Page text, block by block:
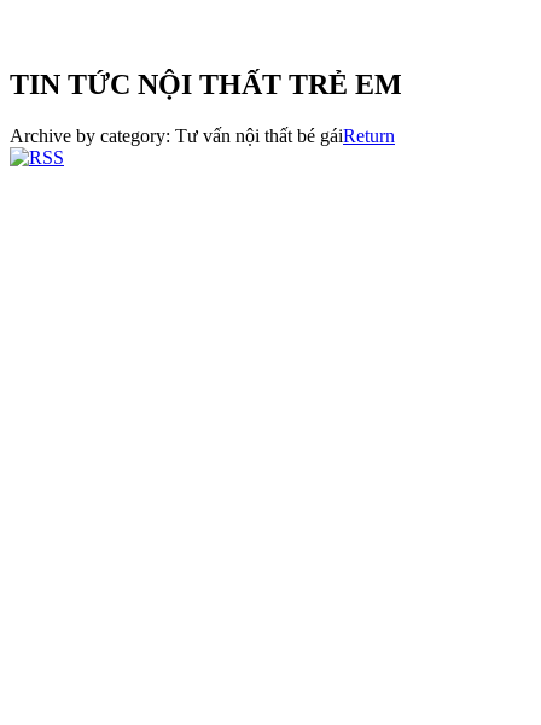
TIN TỨC NỘI THẤT TRẺ EM
Archive by category: Tư vấn nội thất bé gáiReturn